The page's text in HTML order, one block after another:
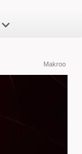
Makroo